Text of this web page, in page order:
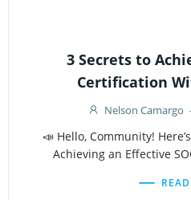
3 Secrets to
Certification
Nelson Camargo
📣 Hello, Community!
Achieving an Effective